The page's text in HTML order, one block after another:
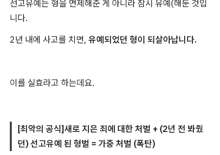
선고유예는 형을 면제해준 게 아니라 잠시 유예(해둔 것입
니다.
2년 내에 사고를 치면, 유예되었던 형이 되살아납니다.
이를 실효라고 하는데요.
[최악의 공식]새로 지은 죄에 대한 처벌 + (2년 전 봐줬
던) 선고유예 된 형벌 = 가중 처벌 (폭탄)